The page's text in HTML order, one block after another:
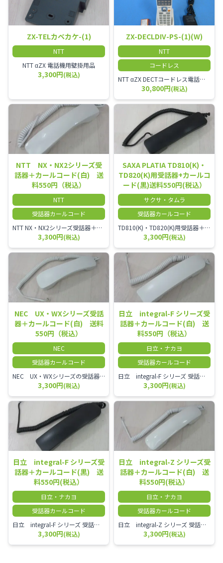
ZX-TELカベカケ-(1)
NTT
NTT αZX 電話機用壁掛用品
3,300円(税込)
ZX-DECLDIV-PS-(1)(W)
NTT
コードレス
NTT αZX DECTコードレス電話機(ダイバーシティ方式)
30,800円(税込)
NTT NX・NX2シリーズ受
話器＋カールコード(白) 送
料550円（税込）
NTT
受話器カールコード
NTT NX・NX2シリーズ受話器＋カールコード
3,300円(税込)
SAXA PLATIA TD810(K)・
TD820(K)用受話器+カールコ
ード(黒)送料550円(税込）
サクサ・タムラ
受話器カールコード
TD810(K)・TD820(K)用受話器＋カールコード セット／本商品は中古品となります。 写真では分かりにくいキズ・汚れなどの使用感があります。 予めご理解・ご了承頂きますようお願いいたします。
3,300円(税込)
NEC UX・WXシリーズ受話
器＋カールコード(白) 送料
550円（税込）
NEC
受話器カールコード
NEC UX・WXシリーズの受話器とカールコードセット／本商品は中古品となります。 写真では分かりにくいキズ・汚れなどの使用感があります。 経年変化で日焼けの色味が強くなる場合がございます。 予めご理解・ご了承頂きますようお願いいたします。
3,300円(税込)
日立 integral-F シリーズ受
話器＋カールコード(白) 送
料550円（税込）
日立・ナカヨ
受話器カールコード
日立 integral-F シリーズ 受話器＋カールコード セット（白）／本商品は中古品となります。 写真では分かりにくいキズ・汚れなどの使用感があります。 経年変化で日焼けの色味が強くなる場合がございます。 予めご理解・ご了承頂きますようお願いいたします。
3,300円(税込)
日立 integral-F シリーズ受
話器＋カールコード(黒) 送
料550円(税込）
日立・ナカヨ
受話器カールコード
日立 integral-F シリーズ 受話器＋カールコード セット（白）／本商品は中古品となります。 写真では分かりにくいキズ・汚れなどの使用感があります。 経年変化で日焼けの色味が強くなる場合がございます。 予めご理解・ご了承頂きますようお願いいたします。
3,300円(税込)
日立 integral-Z シリーズ受
話器＋カールコード(白) 送
料550円(税込）
日立・ナカヨ
受話器カールコード
日立 integral-Z シリーズ 受話器＋カールコード セット（白）／本商品は中古品となります。 写真では分かりにくいキズ・汚れなどの使用感があります。 経年変化で日焼けの色味が強くなる場合がございます。 予めご理解・ご了承頂きますようお願いいたします。
3,300円(税込)